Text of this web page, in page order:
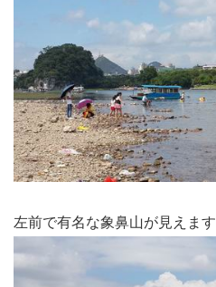
左前で有名な象鼻山が見えます